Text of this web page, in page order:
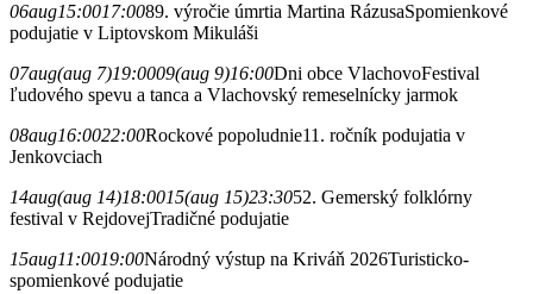
06aug15:0017:0089. výročie úmrtia Martina RázusaSpomienkové
podujatie v Liptovskom Mikuláši
07aug(aug 7)19:0009(aug 9)16:00Dni obce VlachovoFestival
ľudového spevu a tanca a Vlachovský remeselnícky jarmok
08aug16:0022:00Rockové popoludnie11. ročník podujatia v
Jenkovciach
14aug(aug 14)18:0015(aug 15)23:3052. Gemerský folklórny
festival v RejdovejTradičné podujatie
15aug11:0019:00Národný výstup na Kriváň 2026Turisticko-
spomienkové podujatie